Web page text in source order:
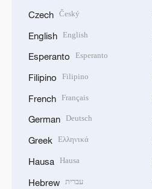
Czech Český
English English
Esperanto Esperanto
Filipino Filipino
French Français
German Deutsch
Greek Ελληνικά
Hausa Hausa
Hebrew עברית